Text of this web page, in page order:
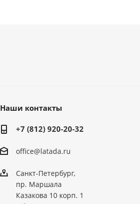
Наши контакты
+7 (812) 920-20-32
office@latada.ru
Санкт-Петербург,
пр. Маршала
Казакова 10 корп. 1